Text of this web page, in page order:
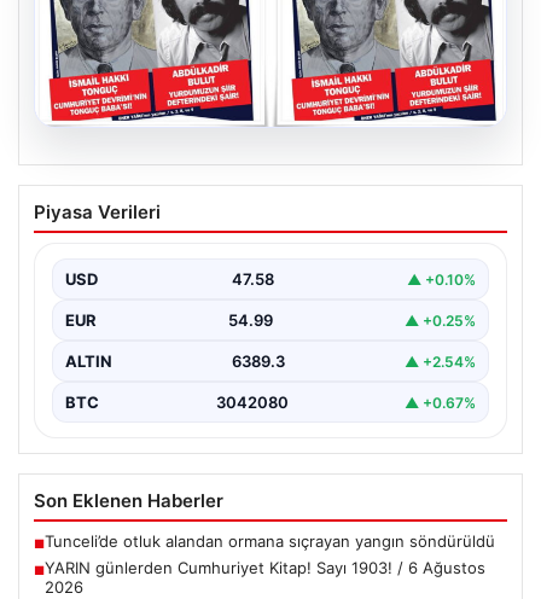
05.08.2026
YARIN günlerden Cumhuriyet Kitap!
Sayı 1903! / 6 Ağustos 2026
Piyasa Verileri
USD 47.58 ▲ +0.10%
EUR 54.99 ▲ +0.25%
ALTIN 6389.3 ▲ +2.54%
BTC 3042080 ▲ +0.67%
Son Eklenen Haberler
■Tunceli’de otluk alandan ormana sıçrayan yangın söndürüldü
■YARIN günlerden Cumhuriyet Kitap! Sayı 1903! / 6 Ağustos
2026